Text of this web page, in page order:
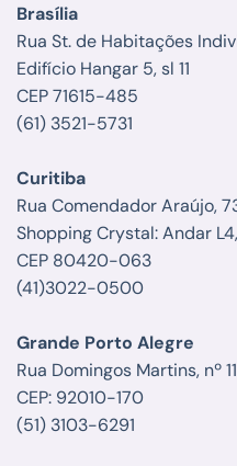
Brasília
Rua St. de Habitações
Edifício Hangar 5, sl 11
CEP 71615-485
(61) 3521-5731
Curitiba
Rua Comendador Araújo,
Shopping Crystal: Andar L4,
CEP 80420-063
(41)3022-0500
Grande Porto Alegre
Rua Domingos Martins, nº
CEP: 92010-170
(51) 3103-6291